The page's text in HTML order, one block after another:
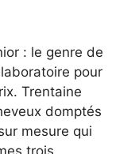
: le genre de
pour
Trentaine
domptés
mesure qui